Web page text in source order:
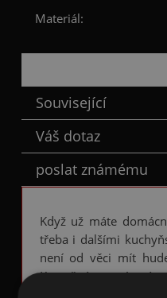
Materiál:
Související
Váš dotaz
poslat známému
Když už máte
třeba i dalšími
není od věci mít
Kromě této papírové
na Váš stůl. Krásné